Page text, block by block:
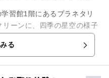
習館1階にあるプラネタリ
ーンに、四季の星空の様子
ウム番組、ストーリー仕立
る